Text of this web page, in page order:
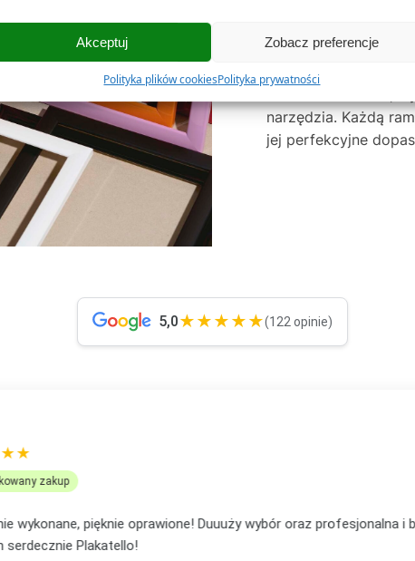
Akceptuj Zobacz preferencje
Polityka plików cookiesPolityka prywatności
NASZE RAMKI –
W Plakatello®
listew ramiarskich,
narzędzia. Każdą
jej perfekcyjne
5,0★★★★★(122 opinie)
zakup
mąż mi podpowiedział, że to będzie lepsze na prezent niż
że nie ostatni mój zakup, bo już mam plan na te plakaty w